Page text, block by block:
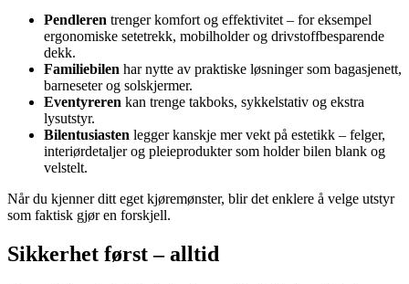
Pendleren trenger komfort og effektivitet – for eksempel
ergonomiske setetrekk, mobilholder og drivstoffbesparende
dekk.
Familiebilen har nytte av praktiske løsninger som bagasjenett,
barneseter og solskjermer.
Eventyreren kan trenge takboks, sykkelstativ og ekstra
lysutstyr.
Bilentusiasten legger kanskje mer vekt på estetikk – felger,
interiørdetaljer og pleieprodukter som holder bilen blank og
velstelt.
Når du kjenner ditt eget kjøremønster, blir det enklere å velge utstyr
som faktisk gjør en forskjell.
Sikkerhet først – alltid